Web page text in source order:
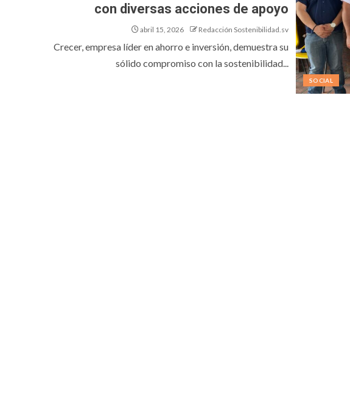
SOCIAL
con diversas acciones de apoyo
abril 15, 2026 Redacción Sostenibilidad.sv
Crecer, empresa líder en ahorro e inversión, demuestra su
sólido compromiso con la sostenibilidad...